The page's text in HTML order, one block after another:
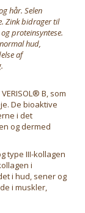
hår. Selen
Zink bidrager til
proteinsyntese.
hud,
af
B, som
De bioaktive
i det
og dermed
type III-kollagen
i
i hud, sener og
i muskler,